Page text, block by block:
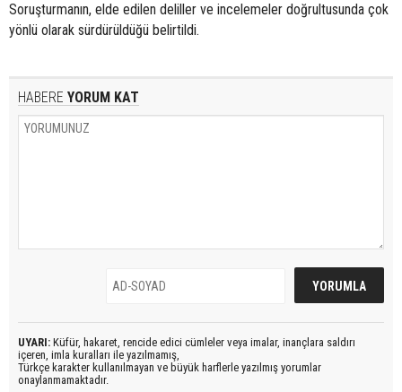
Soruşturmanın, elde edilen deliller ve incelemeler doğrultusunda çok
yönlü olarak sürdürüldüğü belirtildi.
HABERE YORUM KAT
UYARI: Küfür, hakaret, rencide edici cümleler veya imalar, inançlara saldırı
içeren, imla kuralları ile yazılmamış,
Türkçe karakter kullanılmayan ve büyük harflerle yazılmış yorumlar
onaylanmamaktadır.